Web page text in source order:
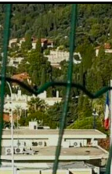
ACTUALITÉS
PUBLICATIONS
RESSOURCES
CARTOGRAPHIE